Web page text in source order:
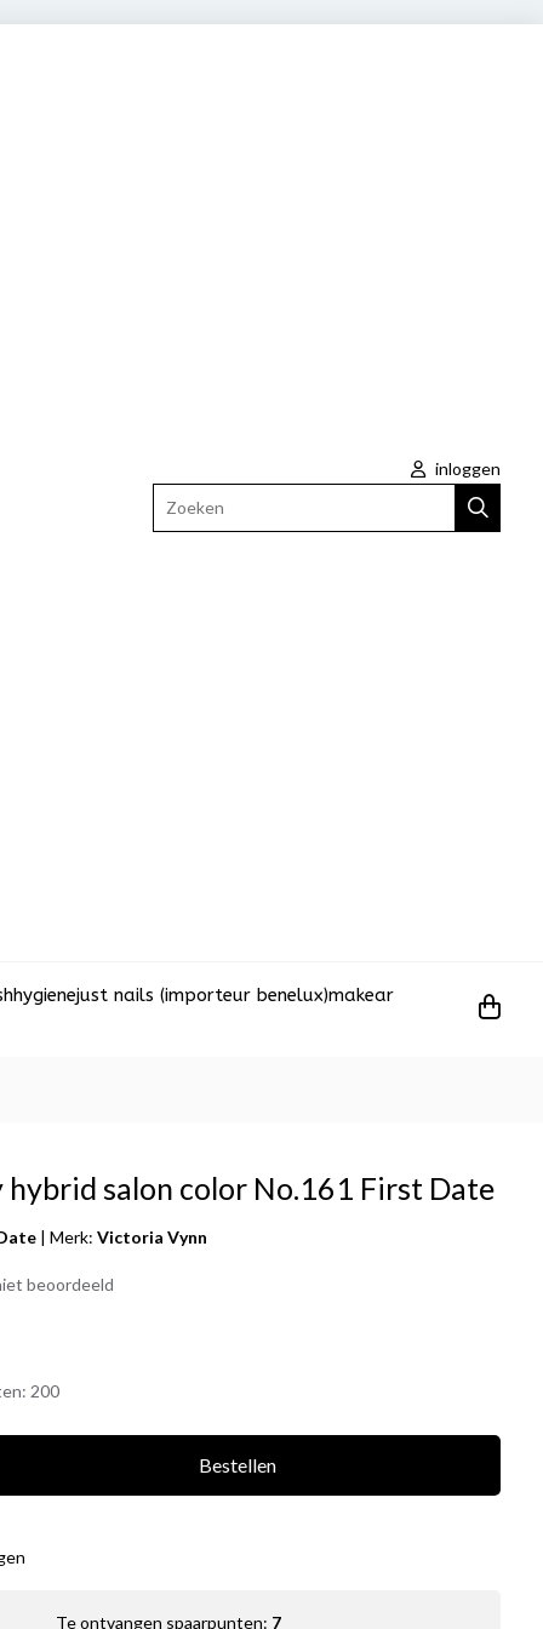
inloggen
hygienejust nails (importeur benelux)makear
hybrid salon color No.161 First Date
|Merk:Victoria Vynn
beoordeeld
200
Bestellen
Te ontvangen spaarpunten: 7